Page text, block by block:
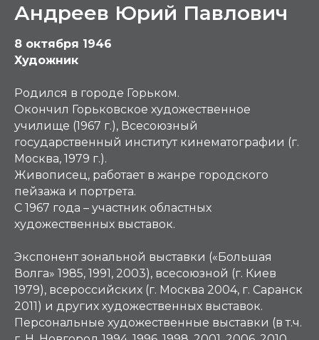
Андреев Юрий Павлович
8 октября 1946
Художник
Родился в городе Горьком.
Окончил Горьковское художественное
училище (1967 г.), Всесоюзный
государственный институт кинематографии (г.
Москва, 1979 г.).
Живописец, работает в жанре городского
пейзажа и портрета.
С 1967 года – участник областных
художественных выставок.
Экспонент зональной выставки («Большая
Волга» 1985, 1991, 2003), всесоюзной (г. Киев
1979), всероссийских (г. Москва 2004, г. Саранск
2011) и других художественных выставок.
Персональные художественные выставки (в т.ч.